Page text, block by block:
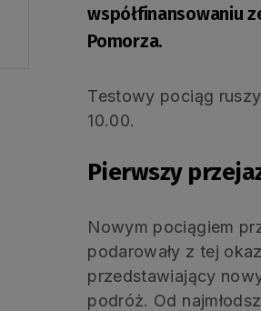
współfinansowaniu
Pomorza.
Testowy pociąg
10.00.
Pierwszy
Nowym pociągiem
podarowały z tej
przedstawiający
podróż. Od